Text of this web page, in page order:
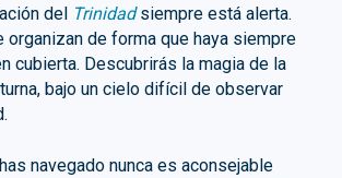
del Trinidadsiempre está alerta.
organizan de forma que haya siempre
cubierta. Descubrirás la magia de la
bajo un cielo difícil de observar
navegado nunca es aconsejable